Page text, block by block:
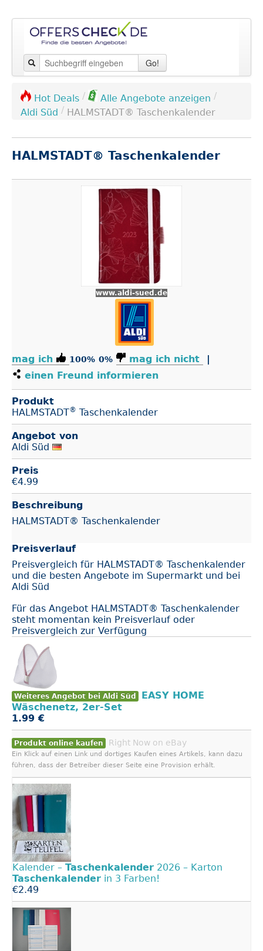
Go!
Hot Deals / Alle Angebote anzeigen /
Aldi Süd / HALMSTADT® Taschenkalender
HALMSTADT® Taschenkalender
www.aldi-sued.de
mag ich 100% 0% mag ich nicht
|
einen Freund informieren
Produkt
HALMSTADT® Taschenkalender
Angebot von
Aldi Süd
Preis
€4.99
Beschreibung
HALMSTADT® Taschenkalender
Preisverlauf
Preisvergleich für HALMSTADT® Taschenkalender
und die besten Angebote im Supermarkt und bei
Aldi Süd
Für das Angebot HALMSTADT® Taschenkalender
steht momentan kein Preisverlauf oder
Preisvergleich zur Verfügung
Weiteres Angebot bei Aldi Süd
EASY HOME
Wäschenetz, 2er-Set
1.99 €
Produkt online kaufen Right Now on eBay
Ein Klick auf einen Link und dortiges Kaufen eines Artikels, kann dazu
führen, dass der Betreiber dieser Seite eine Provision erhält.
Kalender – Taschenkalender 2026 – Karton
Taschenkalender in 3 Farben!
€2.49